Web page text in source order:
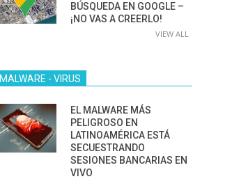
BÚSQUEDA EN GOOGLE –
¡NO VAS A CREERLO!
VIEW ALL
MALWARE - VIRUS
EL MALWARE MÁS
PELIGROSO EN
LATINOAMÉRICA ESTÁ
SECUESTRANDO
SESIONES BANCARIAS EN
VIVO